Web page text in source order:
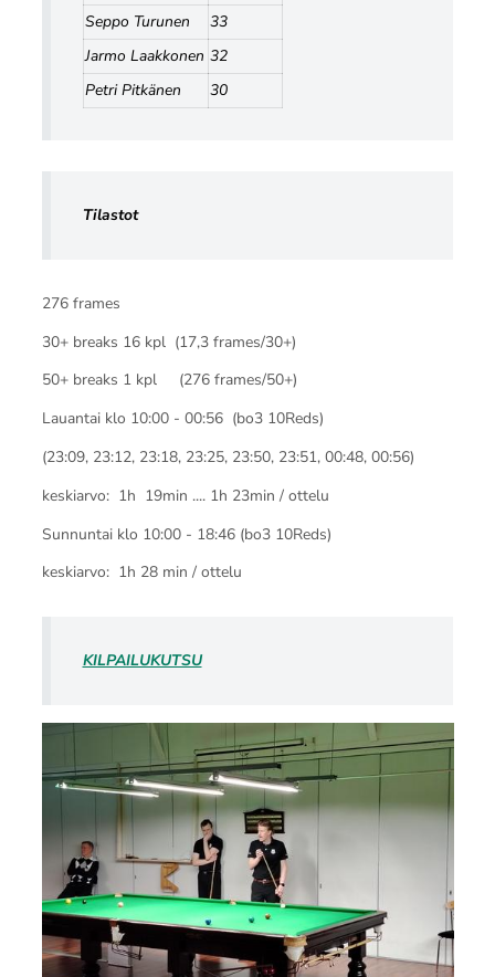
Seppo Turunen
33
Jarmo Laakkonen 32
Petri Pitkänen
30
Tilastot
276 frames
30+ breaks 16 kpl (17,3 frames/30+)
50+ breaks 1 kpl (276 frames/50+)
Lauantai klo 10:00 - 00:56 (bo3 10Reds)
(23:09, 23:12, 23:18, 23:25, 23:50, 23:51, 00:48, 00:56)
keskiarvo: 1h 19min .... 1h 23min / ottelu
Sunnuntai klo 10:00 - 18:46 (bo3 10Reds)
keskiarvo: 1h 28 min / ottelu
KILPAILUKUTSU